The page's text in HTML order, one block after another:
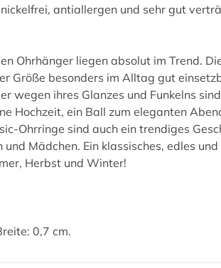
antiallergen und sehr gut
Ohrhänger liegen absolut im Trend.
Größe besonders im Alltag gut
wegen ihres Glanzes und Funkelns
Hochzeit, ein Ball zum eleganten
Ohrringe sind auch ein trendiges
Mädchen. Ein klassisches, edles
Herbst und Winter!
0,7 cm.